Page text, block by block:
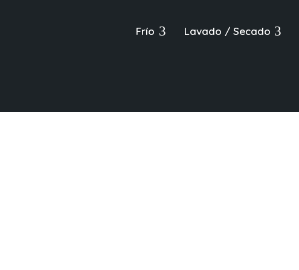
3
Frío 3
Lavado / Secado